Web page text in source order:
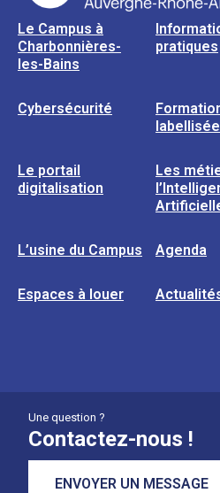
Le Campus à
Charbonnières-
les-Bains
pratiques
Cybersécurité
Le portail
digitalisation
Les
L’usine du Campus Agenda
Espaces à louer
Une question ?
Contactez-nous !
ENVOYER UN MESSAGE